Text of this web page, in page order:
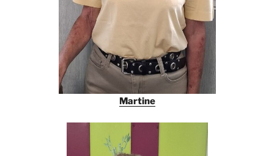
Martine